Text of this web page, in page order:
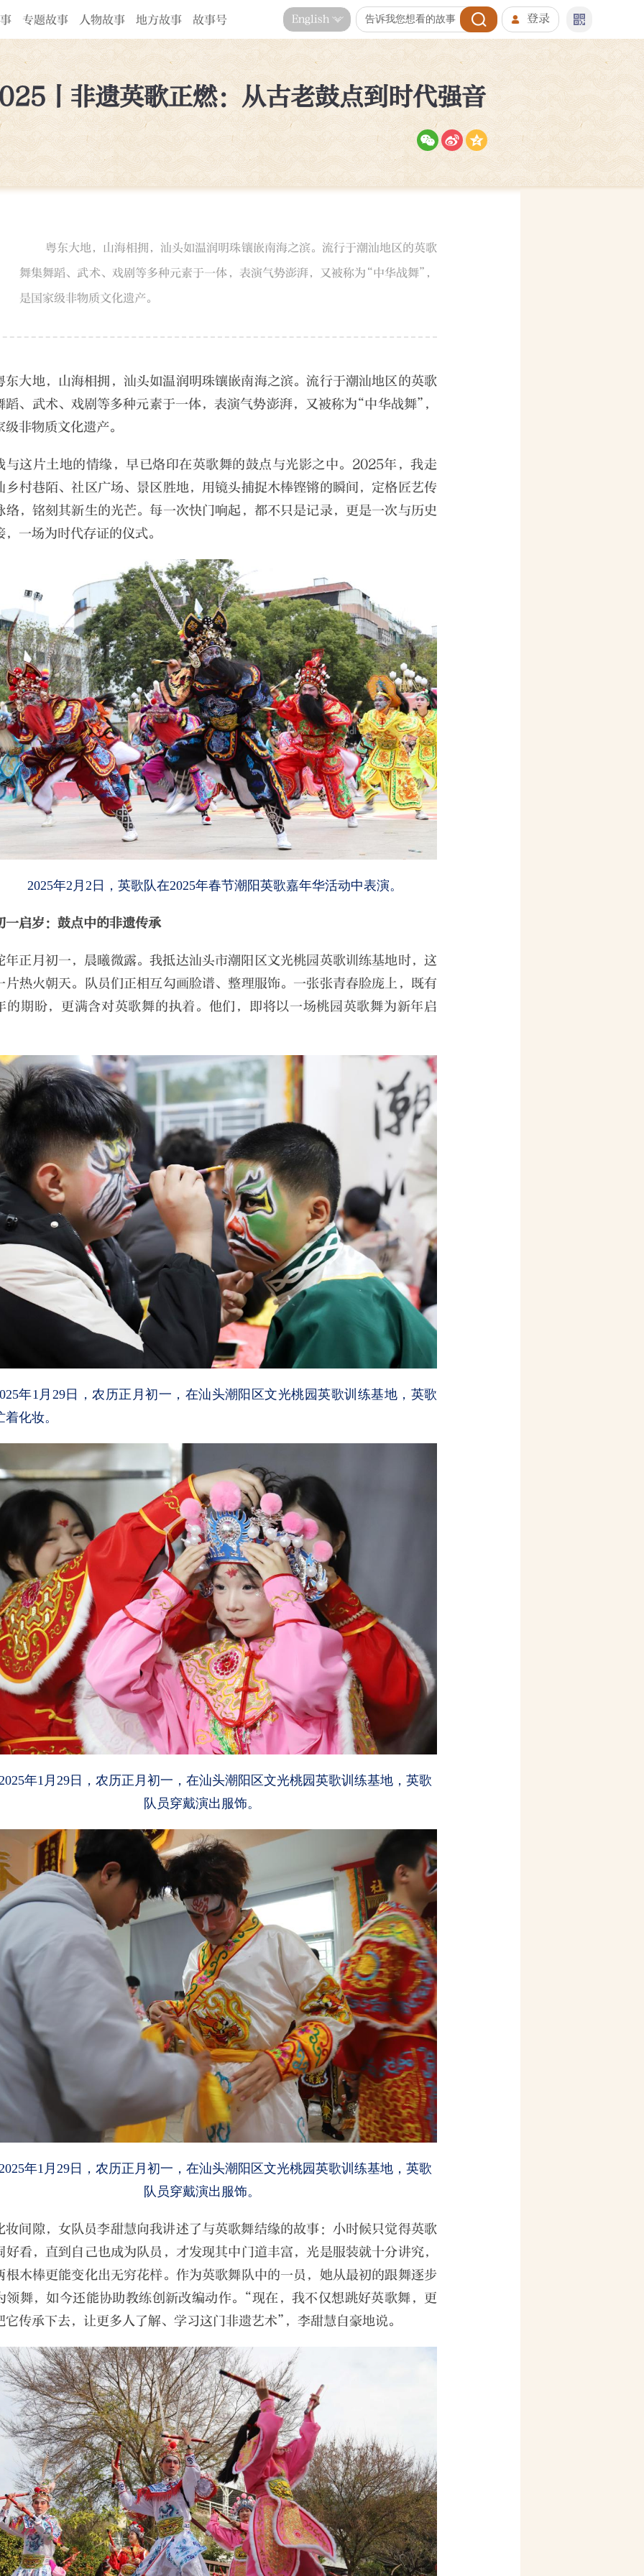
专题故事 人物故事 地方故事 故事号 登录
English
丨非遗英歌正燃：从古老鼓点到时代强音
粤东大地，山海相拥，汕头如温润明珠镶嵌南海之滨。流行于潮汕地区的英歌
舞集舞蹈、武术、戏剧等多种元素于一体，表演气势澎湃，又被称为“中华战舞”，
是国家级非物质文化遗产。
东大地，山海相拥，汕头如温润明珠镶嵌南海之滨。流行于潮汕地区的英歌
蹈、武术、戏剧等多种元素于一体，表演气势澎湃，又被称为“中华战舞”，
级非物质文化遗产。
与这片土地的情缘，早已烙印在英歌舞的鼓点与光影之中。2025年，我走
乡村巷陌、社区广场、景区胜地，用镜头捕捉木棒铿锵的瞬间，定格匠艺传
络，铭刻其新生的光芒。每一次快门响起，都不只是记录，更是一次与历史
，一场为时代存证的仪式。
2025年2月2日，英歌队在2025年春节潮阳英歌嘉年华活动中表演。
一启岁：鼓点中的非遗传承
年正月初一，晨曦微露。我抵达汕头市潮阳区文光桃园英歌训练基地时，这
片热火朝天。队员们正相互勾画脸谱、整理服饰。一张张青春脸庞上，既有
的期盼，更满含对英歌舞的执着。他们，即将以一场桃园英歌舞为新年启
年1月29日，农历正月初一，在汕头潮阳区文光桃园英歌训练基地，英歌
化妆。
年1月29日，农历正月初一，在汕头潮阳区文光桃园英歌训练基地，英歌
队员穿戴演出服饰。
年1月29日，农历正月初一，在汕头潮阳区文光桃园英歌训练基地，英歌
队员穿戴演出服饰。
妆间隙，女队员李甜慧向我讲述了与英歌舞结缘的故事：小时候只觉得英歌
好看，直到自己也成为队员，才发现其中门道丰富，光是服装就十分讲究，
根木棒更能变化出无穷花样。作为英歌舞队中的一员，她从最初的跟舞逐步
领舞，如今还能协助教练创新改编动作。“现在，我不仅想跳好英歌舞，更
它传承下去，让更多人了解、学习这门非遗艺术”，李甜慧自豪地说。